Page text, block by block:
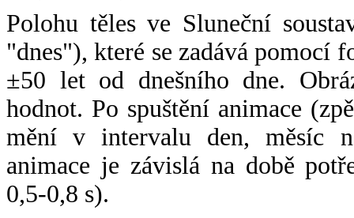
Polohu těles ve Sluneční
"dnes"), které se zadává pomocí
±50 let od dnešního dne.
hodnot. Po spuštění animace
mění v intervalu den, měsíc
animace je závislá na době
0,5-0,8 s).